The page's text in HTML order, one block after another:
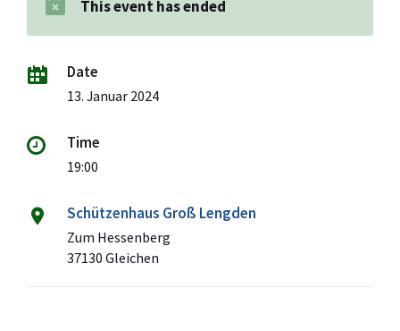
This event has ended
Date
13. Januar 2024
Time
19:00
Schützenhaus Groß Lengden
Zum Hessenberg
37130 Gleichen